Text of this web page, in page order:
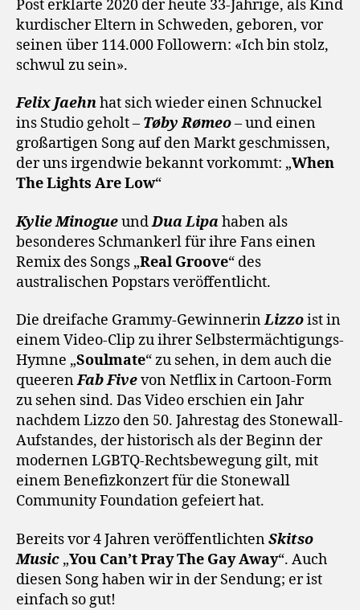
Post erklärte 2020 der heute 33-Jährige, als Kind
kurdischer Eltern in Schweden, geboren, vor
seinen über 114.000 Followern: «Ich bin stolz,
schwul zu sein».
Felix Jaehnhat sich wieder einen Schnuckel
ins Studio geholt – Tøby Rømeo– und einen
großartigen Song auf den Markt geschmissen,
der uns irgendwie bekannt vorkommt: „When
The Lights Are Low“
Kylie MinogueundDua Lipa haben als
besonderes Schmankerl für ihre Fans einen
Remix des Songs „Real Groove“ des
australischen Popstars veröffentlicht.
Die dreifache Grammy-GewinnerinLizzoist in
einem Video-Clip zu ihrer Selbstermächtigungs-
Hymne „Soulmate“ zu sehen, in dem auch die
queerenFab Fivevon Netflix in Cartoon-Form
zu sehen sind. Das Video erschien ein Jahr
nachdem Lizzo den 50. Jahrestag des Stonewall-
Aufstandes, der historisch als der Beginn der
modernen LGBTQ-Rechtsbewegung gilt, mit
einem Benefizkonzert für die Stonewall
Community Foundation gefeiert hat.
Bereits vor 4 Jahren veröffentlichtenSkitso
Music „You Can’t Pray The Gay Away“. Auch
diesen Song haben wir in der Sendung; er ist
einfach so gut!